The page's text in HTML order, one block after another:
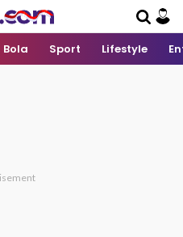
Bola Sport Lifestyle